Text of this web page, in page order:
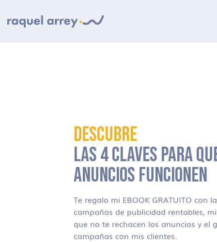
DESCUBRE
LAS 4 CLAVES PARA
ANUNCIOS FUNCIONEN
Te regalo mi EBOOK GRATUITO con
campañas de publicidad rentables,
que no te rechacen los anuncios y el
campañas con mis clientes.